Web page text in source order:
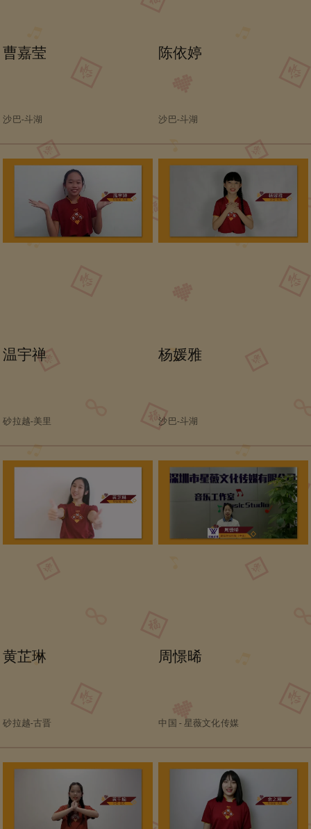
曹嘉莹
沙巴-斗湖
陈依婷
沙巴-斗湖
温宇禅
砂拉越-美里
杨媛雅
沙巴-斗湖
黄芷琳
砂拉越-古晋
周憬晞
中国 - 星薇文化传媒